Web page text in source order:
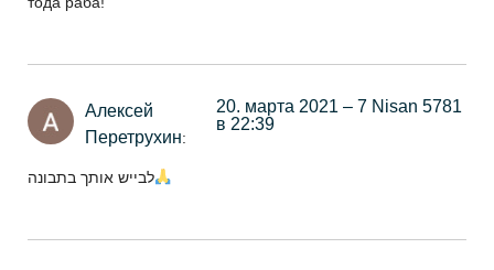
Алексей
Перетрухин:
20. марта 2021 – 7 Nisan 5781
в 22:39
לבייש אותך בתבונה